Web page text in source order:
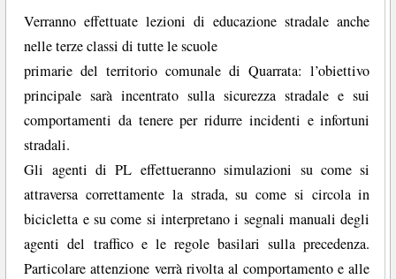
Verranno effettuate lezioni di educazione stradale anche
nelle terze classi di tutte le scuole
primarie del territorio comunale di Quarrata: l’obiettivo
principale sarà incentrato sulla sicurezza stradale e sui
comportamenti da tenere per ridurre incidenti e infortuni
stradali.
Gli agenti di PL effettueranno simulazioni su come si
attraversa correttamente la strada, su come si circola in
bicicletta e su come si interpretano i segnali manuali degli
agenti del traffico e le regole basilari sulla precedenza.
Particolare attenzione verrà rivolta al comportamento e alle